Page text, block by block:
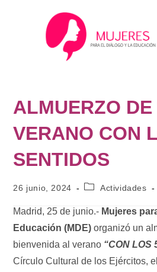
ALMUERZO
VERANO CON
SENTIDOS
26 junio, 2024 Actividades
Madrid, 25 de junio.- Mujeres
Educación (MDE) organizó un
bienvenida al verano “CON LOS
Círculo Cultural de los Ejércitos,